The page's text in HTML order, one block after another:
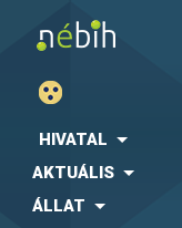
HIVATAL
AKTUÁLIS
ÁLLAT